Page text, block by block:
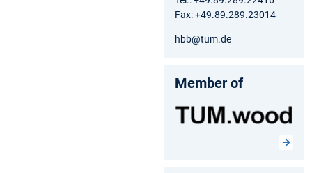
Fax: +49.89.289.23014
hbb@tum.de
Member of